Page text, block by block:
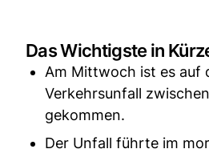
Das Wichtigste in
Am Mittwoch ist es auf
Verkehrsunfall
gekommen.
Der Unfall führte im